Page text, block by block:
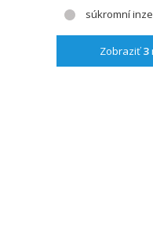
súkromní
Zobraziť3